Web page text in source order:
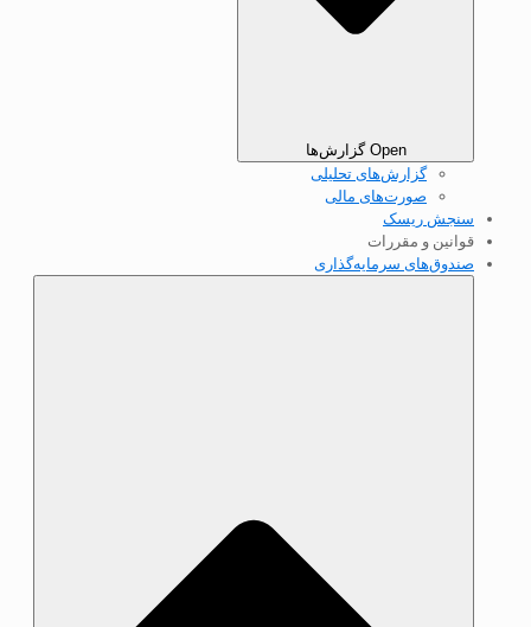
Open گزارش‌ها
گزارش‌های تحلیلی
صورت‌های مالی
سنجش ریسک
قوانین و مقررات
صندوق‌های سرمایه‌گذاری